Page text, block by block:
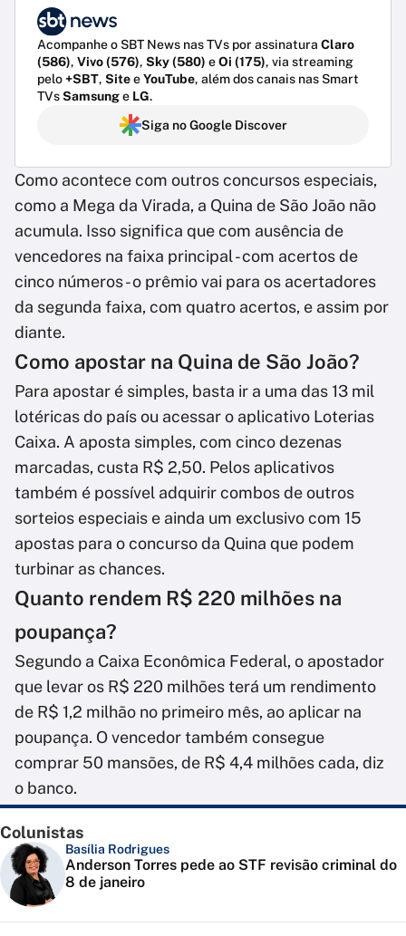
Acompanhe o SBT News nas TVs por assinatura Claro
(586), Vivo (576), Sky (580) eOi (175), via streaming
pelo+SBT, SiteeYouTube, além dos canais nas Smart
TVsSamsunge LG.
Siga no Google Discover
Como acontece com outros concursos especiais,
como a Mega da Virada, a Quina de São João não
acumula. Isso significa que com ausência de
vencedores na faixa principal - com acertos de
cinco números - o prêmio vai para os acertadores
da segunda faixa, com quatro acertos, e assim por
diante.
Como apostar na Quina de São João?
Para apostar é simples, basta ir a uma das 13 mil
lotéricas do país ou acessar o aplicativo Loterias
Caixa. A aposta simples, com cinco dezenas
marcadas, custa R$ 2,50. Pelos aplicativos
também é possível adquirir combos de outros
sorteios especiais e ainda um exclusivo com 15
apostas para o concurso da Quina que podem
turbinar as chances.
Quanto rendem R$ 220 milhões na
poupança?
Segundo a Caixa Econômica Federal, o apostador
que levar os R$ 220 milhões terá um rendimento
de R$ 1,2 milhão no primeiro mês, ao aplicar na
poupança. O vencedor também consegue
comprar 50 mansões, de R$ 4,4 milhões cada, diz
o banco.
Colunistas
Basília Rodrigues
Anderson Torres pede ao STF revisão criminal do
8 de janeiro